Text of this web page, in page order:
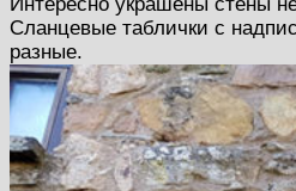
Интересно украшены стены
Сланцевые таблички с
разные.